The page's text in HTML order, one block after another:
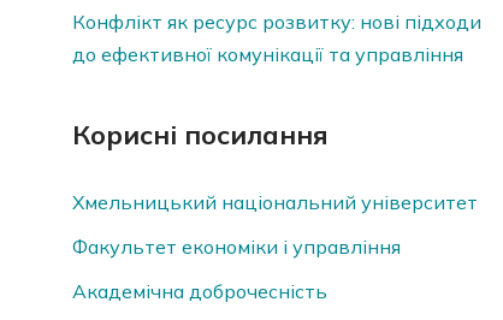
Конфлікт як ресурс розвитку: нові підходи
до ефективної комунікації та управління
Корисні посилання
Хмельницький національний університет
Факультет економіки і управління
Академічна доброчесність